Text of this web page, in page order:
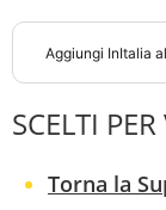
Aggiungi InItalia
SCELTI
Torna la